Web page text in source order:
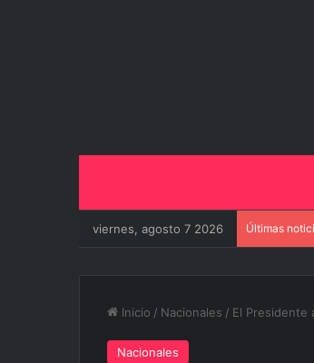
viernes, agosto 7 2026 Últimas
Inicio / Nacionales / El Presidente
Nacionales